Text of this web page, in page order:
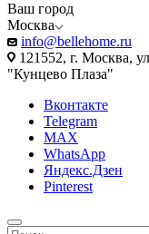
Ваш город
Москва
info@bellehome.ru
121552, г. Москва,
"Кунцево Плаза"
Вконтакте
Telegram
MAX
WhatsApp
Яндекс.Дзен
Pinterest